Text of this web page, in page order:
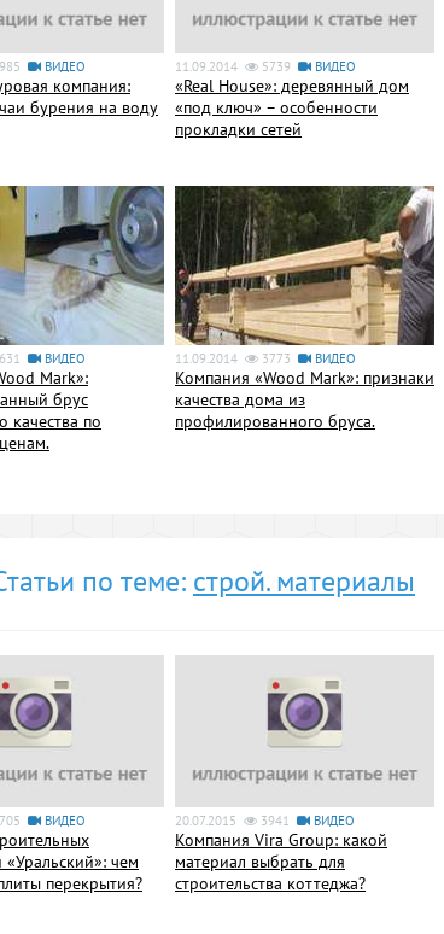
ВИДЕО
компания:
бурения на воду
11.09.2014 5739 ВИДЕО
«Real House»: деревянный дом
«под ключ» – особенности
прокладки сетей
ВИДЕО
Mark»:
брус
качества по
11.09.2014 3773 ВИДЕО
Компания «Wood Mark»: признаки
качества дома из
профилированного бруса.
по теме: строй. материалы
ВИДЕО
«Уральский»: чем
перекрытия?
20.07.2015 3941 ВИДЕО
Компания Vira Group: какой
материал выбрать для
строительства коттеджа?